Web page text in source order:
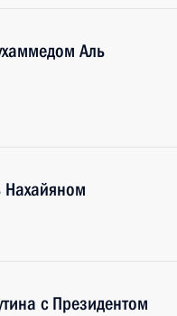
Аль
Нахайяном
с Президентом